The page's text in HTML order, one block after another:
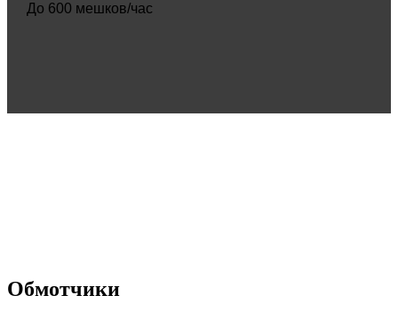
До 600 мешков/час
Обмотчики